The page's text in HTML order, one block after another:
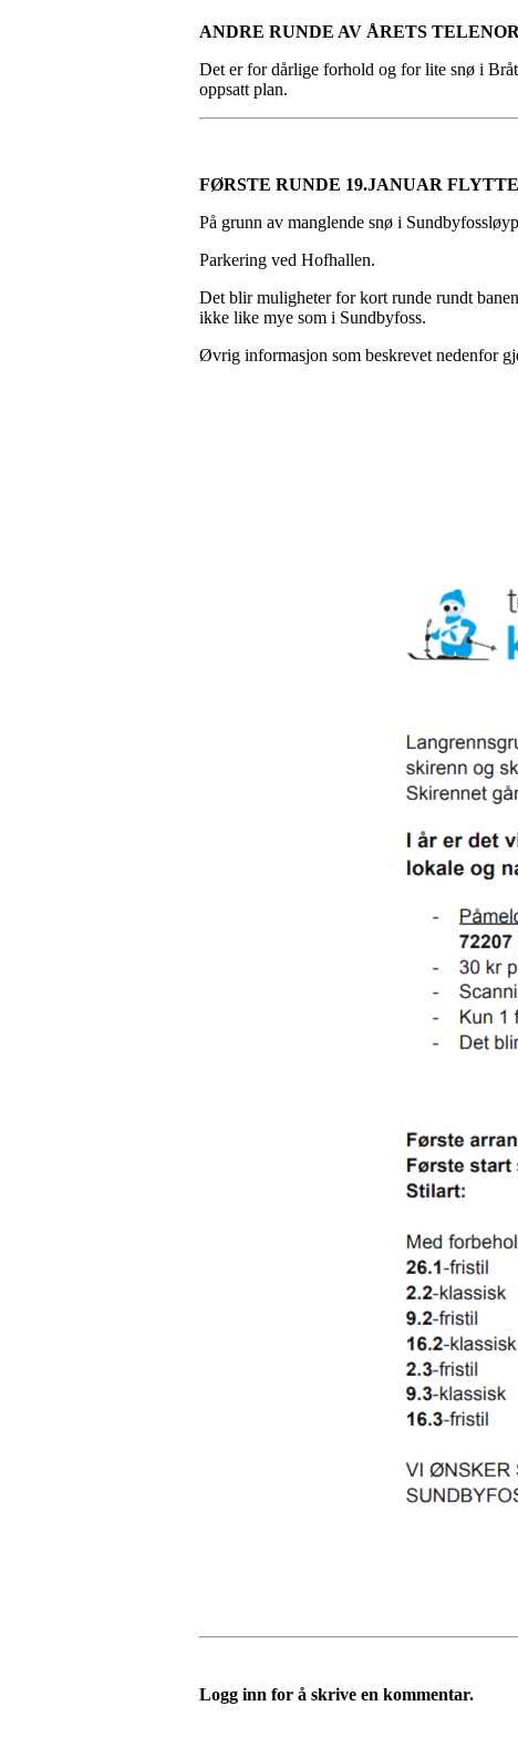
ANDRE RUNDE AV ÅRETS
Det er for dårlige forhold og for lite snø i
oppsatt plan.
FØRSTE RUNDE 19.JANUAR
På grunn av manglende snø i
Parkering ved Hofhallen.
Det blir muligheter for kort runde rundt
ikke like mye som i Sundbyfoss.
Øvrig informasjon som beskrevet nedenfor
Logg inn for å skrive en kommentar.